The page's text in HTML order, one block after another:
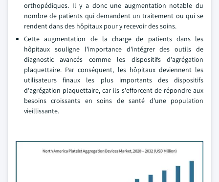
orthopédiques. Il y a donc une augmentation notable du
nombre de patients qui demandent un traitement ou qui se
rendent dans des hôpitaux pour y recevoir des soins.
Cette augmentation de la charge de patients dans les
hôpitaux souligne l'importance d'intégrer des outils de
diagnostic avancés comme les dispositifs d'agrégation
plaquettaire. Par conséquent, les hôpitaux deviennent les
utilisateurs finaux les plus importants des dispositifs
d'agrégation plaquettaire, car ils s'efforcent de répondre aux
besoins croissants en soins de santé d'une population
vieillissante.